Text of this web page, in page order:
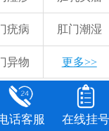
点击咨询